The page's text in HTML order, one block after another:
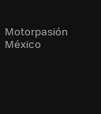
Motorpasión
México